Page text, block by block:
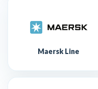
Maersk Line